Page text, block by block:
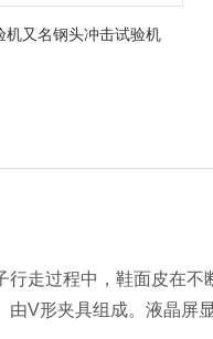
机又名钢头冲击试验机
走过程中，鞋面皮在
V形夹具组成。液晶屏